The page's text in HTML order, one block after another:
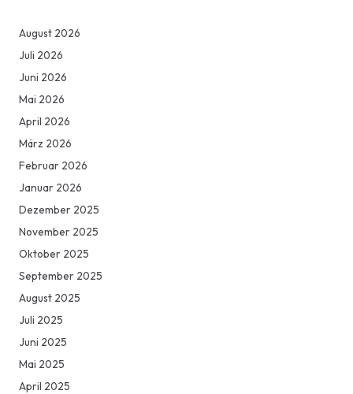
August 2026
Juli 2026
Juni 2026
Mai 2026
April 2026
März 2026
Februar 2026
Januar 2026
Dezember 2025
November 2025
Oktober 2025
September 2025
August 2025
Juli 2025
Juni 2025
Mai 2025
April 2025